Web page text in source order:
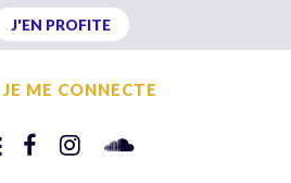
J'EN PROFITE
JE ME CONNECTE